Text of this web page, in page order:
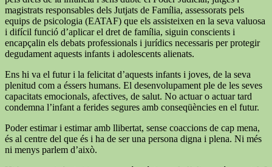
magistrats responsables dels Jutjats de Família, assessorats pels
equips de psicologia (EATAF) que els assisteixen en la seva valuosa
i difícil funció d’aplicar el dret de família, siguin conscients i
encapçalin els debats professionals i jurídics necessaris per protegir
degudament aquests infants i adolescents alienats.
Ens hi va el futur i la felicitat d’aquests infants i joves, de la seva
plenitud com a éssers humans. El desenvolupament ple de les seves
capacitats emocionals, afectives, de salut. No actuar o actuar tard
condemna l’infant a ferides segures amb conseqüències en el futur.
Poder estimar i estimar amb llibertat, sense coaccions de cap mena,
és al centre del que és i ha de ser una persona digna i plena. Ni més
ni menys parlem d’això.